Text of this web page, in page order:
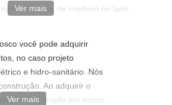
o detalhe de madeira no lado
se o projeto acompanha placa do
pela obra?
Ver mais
você pode adquirir
no caso projeto
e hidro-sanitário. Nós
Ao adquirir o
já irá assinado por nosso
Ver mais